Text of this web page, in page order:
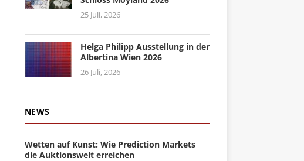
25 Juli, 2026
Helga Philipp Ausstellung in der
Albertina Wien 2026
26 Juli, 2026
NEWS
Wetten auf Kunst: Wie Prediction Markets
die Auktionswelt erreichen